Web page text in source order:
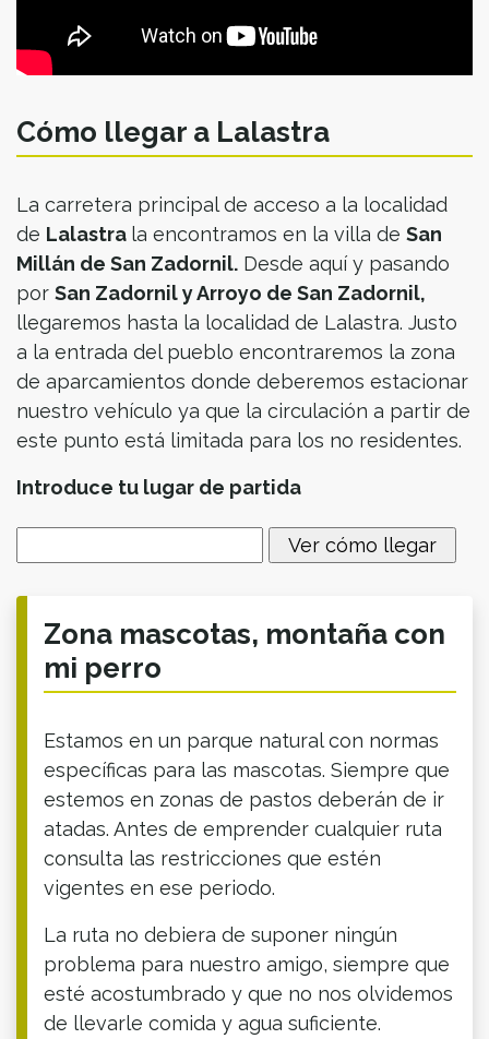
Cómo llegar a Lalastra
La carretera principal de acceso a la localidad
de Lalastra la encontramos en la villa de San
Millán de San Zadornil. Desde aquí y pasando
por San Zadornil y Arroyo de San Zadornil,
llegaremos hasta la localidad de Lalastra. Justo
a la entrada del pueblo encontraremos la zona
de aparcamientos donde deberemos estacionar
nuestro vehículo ya que la circulación a partir de
este punto está limitada para los no residentes.
Introduce tu lugar de partida
Zona mascotas, montaña con
mi perro
Estamos en un parque natural con normas
específicas para las mascotas. Siempre que
estemos en zonas de pastos deberán de ir
atadas. Antes de emprender cualquier ruta
consulta las restricciones que estén
vigentes en ese periodo.
La ruta no debiera de suponer ningún
problema para nuestro amigo, siempre que
esté acostumbrado y que no nos olvidemos
de llevarle comida y agua suficiente.